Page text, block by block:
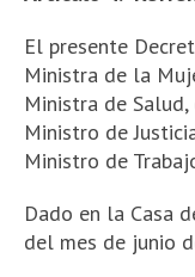
El presente
Ministra de la
Ministra de
Ministro de
Ministro de
Dado en la Casa
del mes de junio